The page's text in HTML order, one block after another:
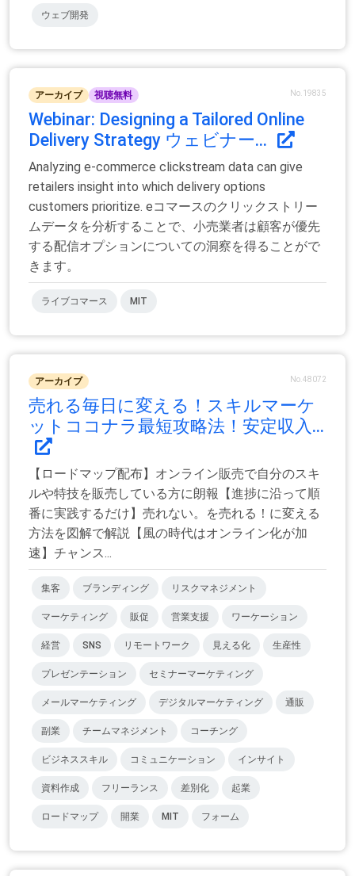
ウェブ開発
アーカイブ 視聴無料 No.19835
Webinar: Designing a Tailored Online
Delivery Strategy ウェビナー...
Analyzing e-commerce clickstream data can give
retailers insight into which delivery options
customers prioritize. eコマースのクリックストリー
ムデータを分析することで、小売業者は顧客が優先
する配信オプションについての洞察を得ることがで
きます。
ライブコマース MIT
アーカイブ No.48072
売れる毎日に変える！スキルマーケ
ットココナラ最短攻略法！安定収入...
【ロードマップ配布】オンライン販売で自分のスキ
ルや特技を販売している方に朗報【進捗に沿って順
番に実践するだけ】売れない。を売れる！に変える
方法を図解で解説【風の時代はオンライン化が加
速】チャンス...
集客 ブランディング リスクマネジメント
マーケティング 販促 営業支援 ワーケーション
経営 SNS リモートワーク 見える化 生産性
プレゼンテーション セミナーマーケティング
メールマーケティング デジタルマーケティング 通販
副業 チームマネジメント コーチング
ビジネススキル コミュニケーション インサイト
資料作成 フリーランス 差別化 起業
ロードマップ 開業 MIT フォーム